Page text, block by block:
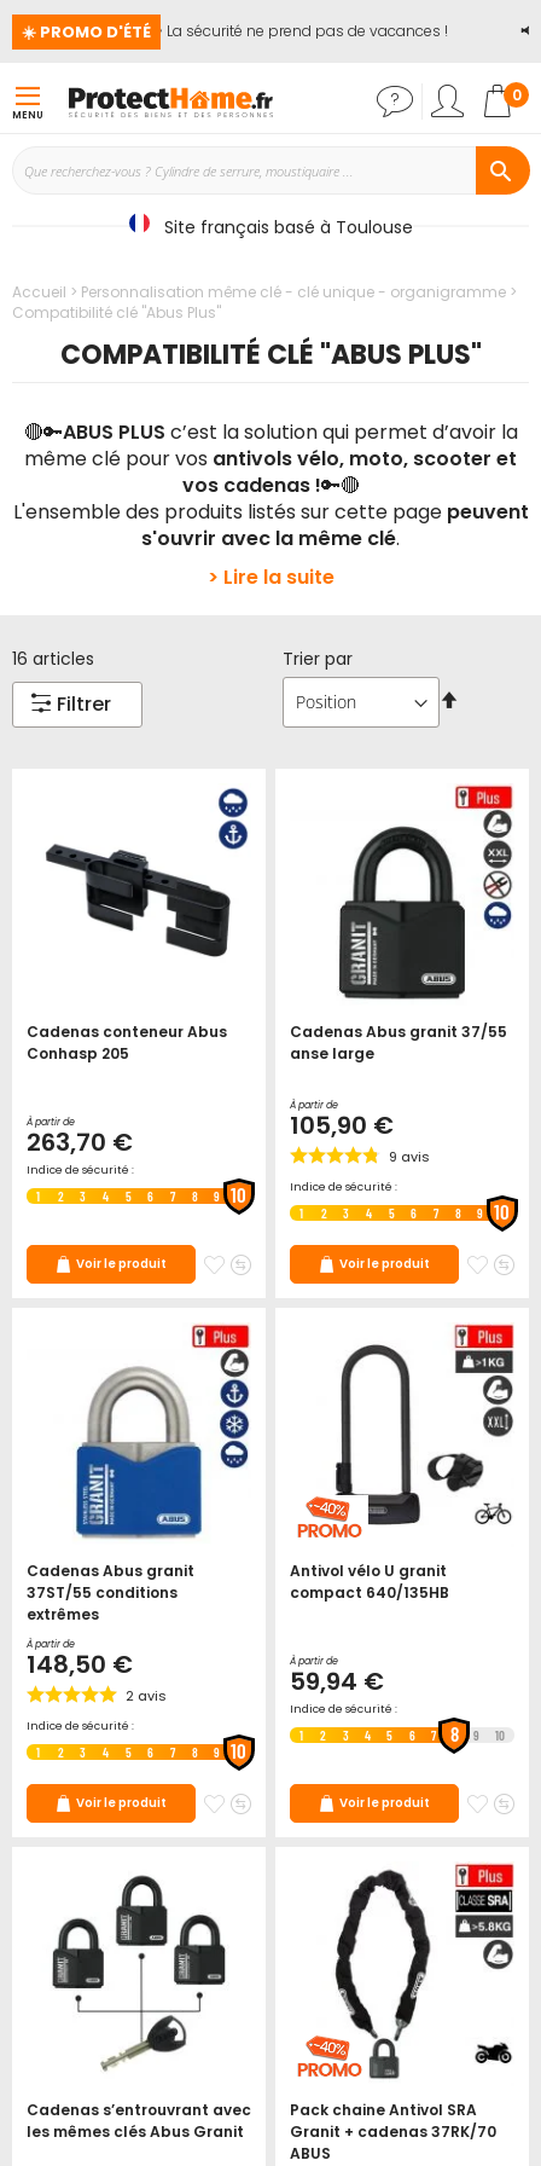
☀️ PROMO D'ÉTÉ🏖️ La sécurité ne prend pas de vacances ! 📢
MENU
0
Site français basé à Toulouse
Accueil
Personnalisation même clé - clé unique - organigramme
Compatibilité clé "Abus Plus"
COMPATIBILITÉ CLÉ "ABUS PLUS"
🔴🔑ABUS PLUS c’est la solution qui permet d’avoir la
même clé pour vos antivols vélo, moto, scooter et
vos cadenas !🔑🔴
L'ensemble des produits listés sur cette page peuvent
s'ouvrir avec la même clé.
> Lire la suite
16 articles
Trier par
Filtrer
Cadenas conteneur Abus
Conhasp 205
À partir de
263,70 €
Indice de sécurité :
1 2 3 4 5 6 7 8 9 10
Voir le produit
Ajouter
favoris
Ajouter
Cadenas Abus granit 37/55
anse large
À partir de
105,90 €
9 avis
Indice de sécurité :
1 2 3 4 5 6 7 8 9 10
Voir le produit
Cadenas Abus granit
37ST/55 conditions
extrêmes
À partir de
148,50 €
2 avis
Indice de sécurité :
1 2 3 4 5 6 7 8 9 10
Voir le produit
AjouterAjouter
Antivol vélo U granit
compact 640/135HB
À partir de
59,94 €
Indice de sécurité :
1 2 3 4 5 6 7 8 9 10
Voir le produit
Cadenas s’entrouvrant avec
les mêmes clés Abus Granit
Pack chaine Antivol SRA
Granit + cadenas 37RK/70
ABUS